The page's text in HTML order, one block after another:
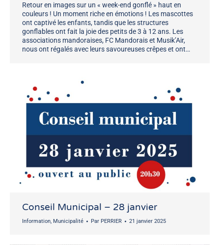
Retour en images sur un « week-end gonflé » haut en
couleurs ! Un moment riche en émotions ! Les mascottes
ont captivé les enfants, tandis que les structures
gonflables ont fait la joie des petits de 3 à 12 ans. Les
associations mandoraises, FC Mandorais et Musik’Air,
nous ont régalés avec leurs savoureuses crêpes et ont…
Conseil Municipal – 28 janvier
Information, Municipalité Par PERRIER 21 janvier 2025